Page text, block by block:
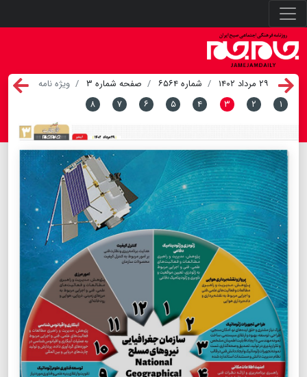
۲۹ مرداد ۱۴۰۲ شماره ۶۵۶۴ صفحه شماره ۳
ویژه نامه
۱
۲ ۳ ۴ ۵ ۶ ۷ ۸